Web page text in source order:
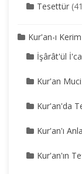
Tesettür
Kur'an-ı Kerim
İşârât'ül
Kur'an
Kur'an'da
Kur'an'ı
Kur'an'ın